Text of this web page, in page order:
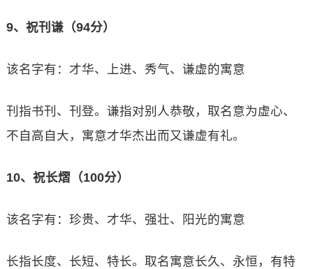
9、祝刊谦（94分）
该名字有：才华、上进、秀气、谦虚的寓意
刊指书刊、刊登。谦指对别人恭敬，取名意为虚心、
不自高自大，寓意才华杰出而又谦虚有礼。
10、祝长熠（100分）
该名字有：珍贵、才华、强壮、阳光的寓意
长指长度、长短、特长。取名寓意长久、永恒，有特